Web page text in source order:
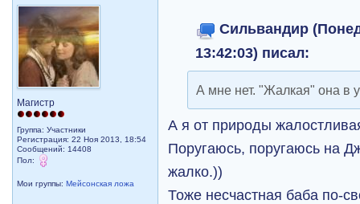
Магистр
Группа: Участники
Регистрация: 22 Ноя 2013, 18:54
Сообщений: 14408
Пол:
Мои группы:Мейсонская ложа
Сильвандир
13:42:03) писал:
А мне нет. "Жалкая" она в
А я от природы
Поругаюсь, поругаюсь на
жалко.))
Тоже несчастная баба по-